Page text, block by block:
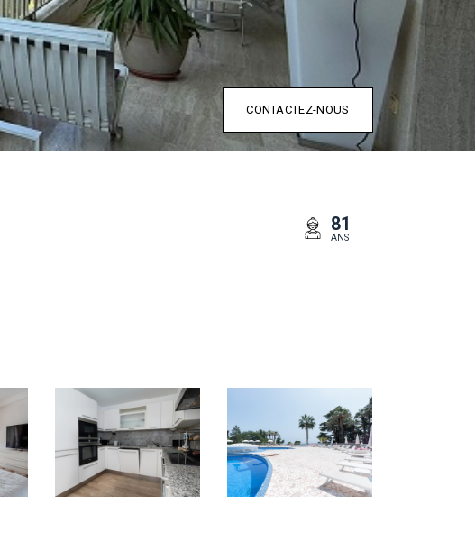
CONTACTEZ-NOUS
81
ANS